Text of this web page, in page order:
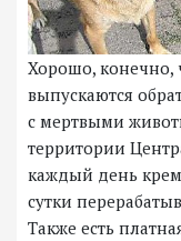
Хорошо, конечно,
выпускаются
с мертвыми
территории
каждый день
сутки
Также есть